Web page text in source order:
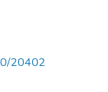
20402